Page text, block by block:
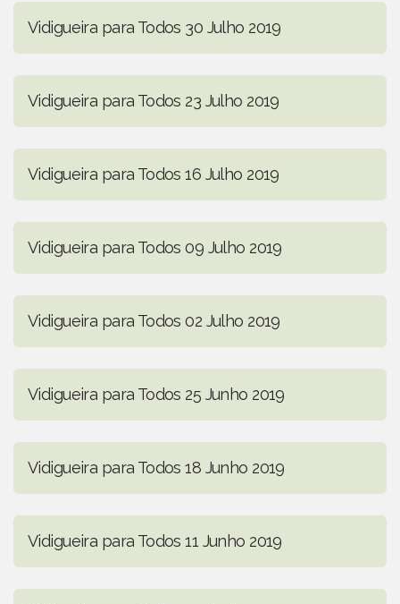
Vidigueira para Todos 30 Julho 2019
Vidigueira para Todos 23 Julho 2019
Vidigueira para Todos 16 Julho 2019
Vidigueira para Todos 09 Julho 2019
Vidigueira para Todos 02 Julho 2019
Vidigueira para Todos 25 Junho 2019
Vidigueira para Todos 18 Junho 2019
Vidigueira para Todos 11 Junho 2019